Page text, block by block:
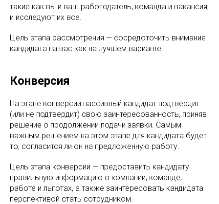
такие как вы и ваш работодатель, команда и вакансия,
и исследуют их все.
Цель этапа рассмотрения — сосредоточить внимание
кандидата на вас как на лучшем варианте.
Конверсия
На этапе конверсии пассивный кандидат подтвердит
(или не подтвердит) свою заинтересованность, приняв
решение о продолжении подачи заявки. Самым
важным решением на этом этапе для кандидата будет
то, согласится ли он на предложенную работу.
Цель этапа конверсии — предоставить кандидату
правильную информацию о компании, команде,
работе и льготах, а также заинтересовать кандидата
перспективой стать сотрудником.